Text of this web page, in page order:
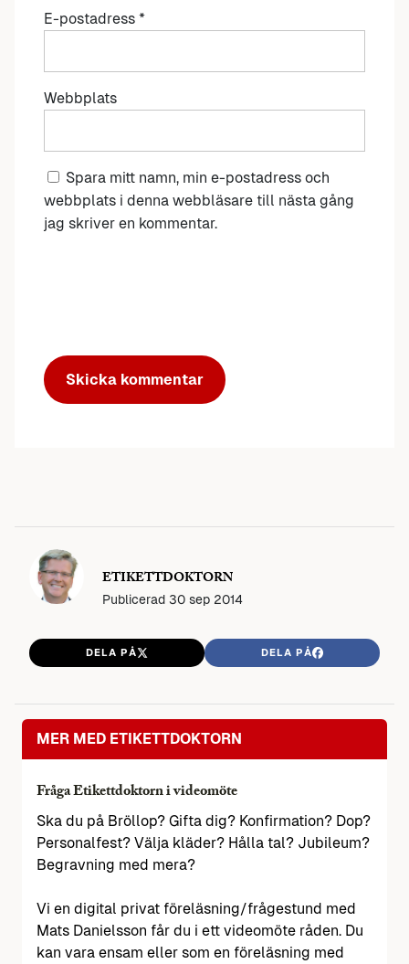
E-postadress *
Webbplats
Spara mitt namn, min e-postadress och
webbplats i denna webbläsare till nästa gång
jag skriver en kommentar.
ETIKETTDOKTORN
Publicerad 30 sep 2014
DELA PÅ DELA PÅ
MER MED ETIKETTDOKTORN
Fråga Etikettdoktorn i videomöte
Ska du på Bröllop? Gifta dig? Konfirmation? Dop?
Personalfest? Välja kläder? Hålla tal? Jubileum?
Begravning med mera?
Vi en digital privat föreläsning/frågestund med
Mats Danielsson får du i ett videomöte råden. Du
kan vara ensam eller som en föreläsning med